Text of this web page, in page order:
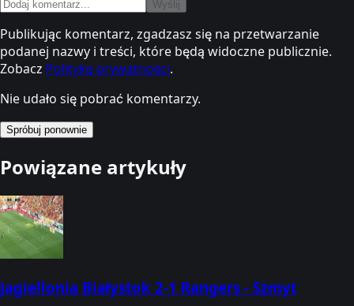
Wyślij
Publikując komentarz, zgadzasz się na przetwarzanie
podanej nazwy i treści, które będą widoczne publicznie.
Zobacz Politykę prywatności.
Nie udało się pobrać komentarzy.
Spróbuj ponownie
Powiązane artykuły
Jagiellonia Białystok 2-1 Rangers - Szmyt